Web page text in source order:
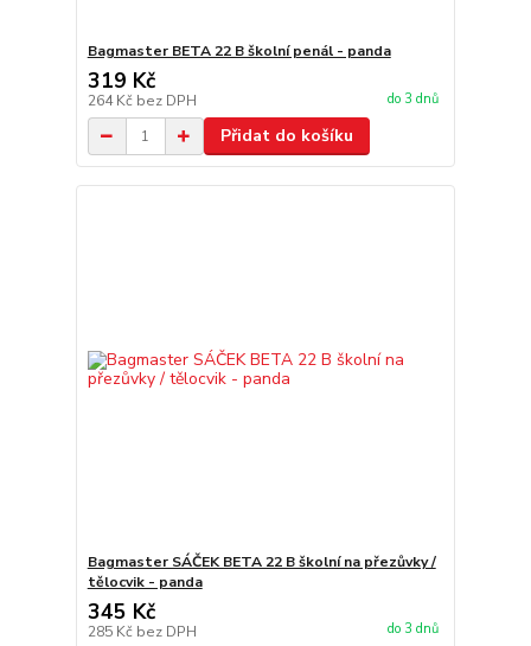
Bagmaster BETA 22 B školní penál - panda
319 Kč
264 Kč bez DPH do 3 dnů
Přidat do košíku
Bagmaster SÁČEK BETA 22 B školní na přezůvky /
tělocvik - panda
345 Kč
285 Kč bez DPH do 3 dnů